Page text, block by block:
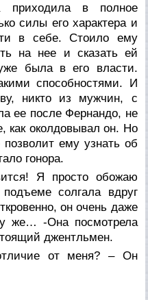
в полное
силы его характера и
в себе. Стоило ему
на нее и сказать ей
была в его власти.
способностями. И
никто из мужчин, с
ее после Фернандо, не
как околдовывал он. Но
ему узнать об
гонора.
Я просто обожаю
солгала вдруг
он очень даже
же… -Она посмотрела
джентльмен.
от меня? – Он